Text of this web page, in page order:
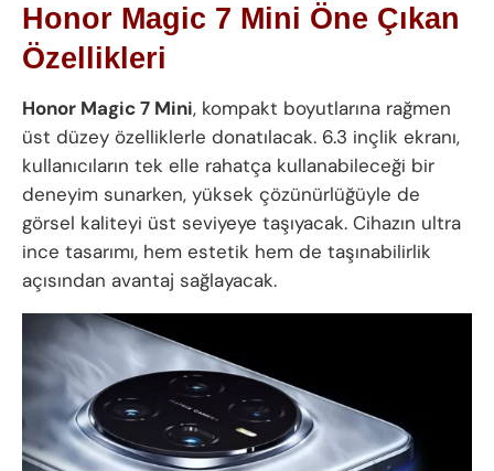
Honor Magic 7 Mini Öne Çıkan
Özellikleri
Honor Magic 7 Mini, kompakt boyutlarına rağmen
üst düzey özelliklerle donatılacak. 6.3 inçlik ekranı,
kullanıcıların tek elle rahatça kullanabileceği bir
deneyim sunarken, yüksek çözünürlüğüyle de
görsel kaliteyi üst seviyeye taşıyacak. Cihazın ultra
ince tasarımı, hem estetik hem de taşınabilirlik
açısından avantaj sağlayacak.